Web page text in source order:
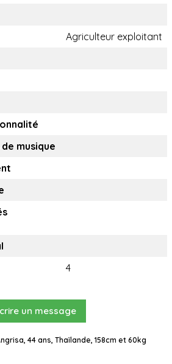
Agriculteur exploitant
musique
4
un message
44 ans, Thaïlande, 158cm et 60kg